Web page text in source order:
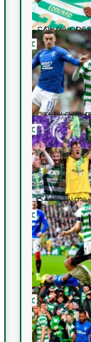
Sân Vận Động Tổ Chức
Celtic vs Rangers Trận Đấu Đáng
Sự Khác Biệt Giữa Celtic
Vì Sao Celtic Và Rangers Là Kình Địch